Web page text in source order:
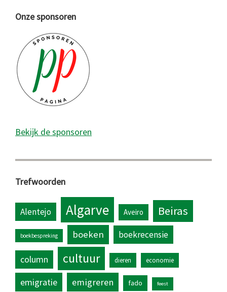
Onze sponsoren
Bekijk de sponsoren
Trefwoorden
Alentejo Algarve Aveiro Beiras
boekbespreking boeken boekrecensie
column cultuur dieren economie
emigratie emigreren fado feest